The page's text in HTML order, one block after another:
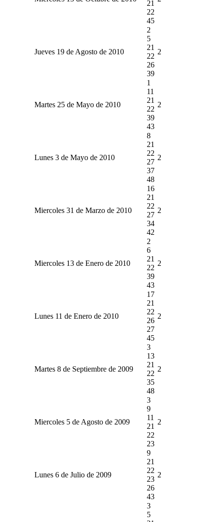
21
22
45
Jueves 19 de Agosto de 2010
2
5
21
22
26
39
2
Martes 25 de Mayo de 2010
1
11
21
22
39
43
2
Lunes 3 de Mayo de 2010
8
21
22
27
37
48
2
Miercoles 31 de Marzo de 2010
16
21
22
27
34
42
2
Miercoles 13 de Enero de 2010
2
6
21
22
39
43
2
Lunes 11 de Enero de 2010
17
21
22
26
27
45
2
Martes 8 de Septiembre de 2009
3
13
21
22
35
48
2
Miercoles 5 de Agosto de 2009
3
9
11
21
22
23
2
Lunes 6 de Julio de 2009
9
21
22
23
26
43
2
3
5